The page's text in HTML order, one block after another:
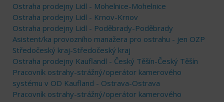
Ostraha prodejny Lidl - Mohelnice-Mohelnice
Ostraha prodejny Lidl - Krnov-Krnov
Ostraha prodejny Lidl - Poděbrady-Poděbrady
Asistent/ka provozního manažera pro ostrahu - jen OZP
Středočeský kraj-Středočeský kraj
Ostraha prodejny Kauflandl - Český Těšín-Český Těšín
Pracovník ostrahy-strážný/operátor kamerového
systému v OD Kaufland - Ostrava-Ostrava
Pracovník ostrahy-strážný/operátor kamerového